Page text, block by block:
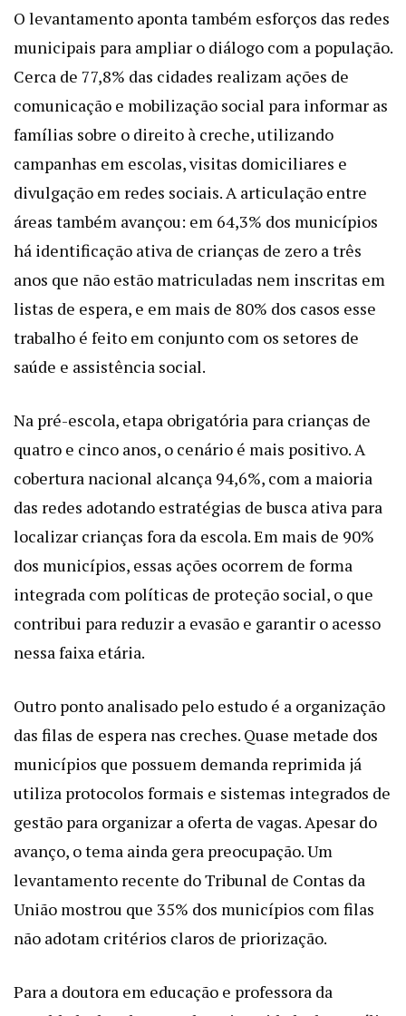
O levantamento aponta também esforços das redes
municipais para ampliar o diálogo com a população.
Cerca de 77,8% das cidades realizam ações de
comunicação e mobilização social para informar as
famílias sobre o direito à creche, utilizando
campanhas em escolas, visitas domiciliares e
divulgação em redes sociais. A articulação entre
áreas também avançou: em 64,3% dos municípios
há identificação ativa de crianças de zero a três
anos que não estão matriculadas nem inscritas em
listas de espera, e em mais de 80% dos casos esse
trabalho é feito em conjunto com os setores de
saúde e assistência social.
Na pré-escola, etapa obrigatória para crianças de
quatro e cinco anos, o cenário é mais positivo. A
cobertura nacional alcança 94,6%, com a maioria
das redes adotando estratégias de busca ativa para
localizar crianças fora da escola. Em mais de 90%
dos municípios, essas ações ocorrem de forma
integrada com políticas de proteção social, o que
contribui para reduzir a evasão e garantir o acesso
nessa faixa etária.
Outro ponto analisado pelo estudo é a organização
das filas de espera nas creches. Quase metade dos
municípios que possuem demanda reprimida já
utiliza protocolos formais e sistemas integrados de
gestão para organizar a oferta de vagas. Apesar do
avanço, o tema ainda gera preocupação. Um
levantamento recente do Tribunal de Contas da
União mostrou que 35% dos municípios com filas
não adotam critérios claros de priorização.
Para a doutora em educação e professora da